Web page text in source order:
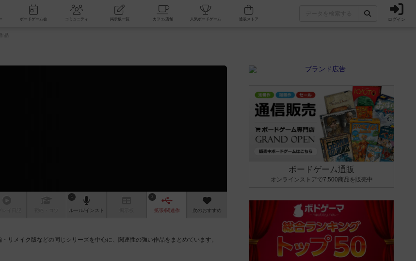
新着レビュー ボードゲーム会 コミュニティ 掲示板一覧 カフェ/店舗 人気ボードゲーム ログイン
品
1
ルール/インスト
2
拡張/関連作 次のおすすめ
リメイク版などの同じシリーズを中心に、関連性の強い作品をまとめています。
ボードゲーム通販
オンラインストアで7,500商品を販売中